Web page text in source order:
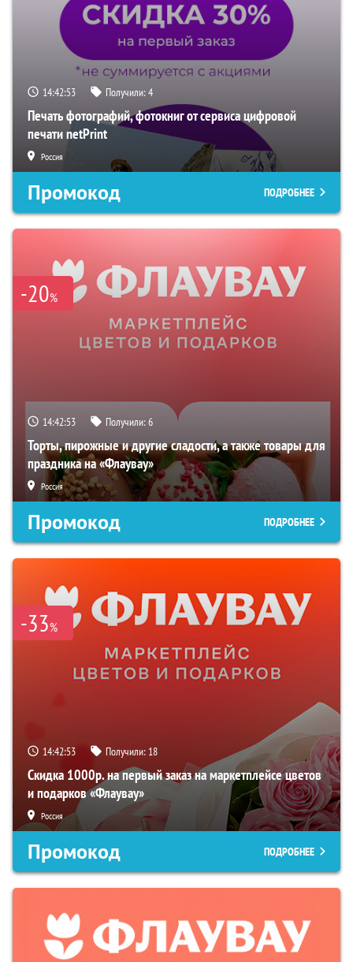
14:42:52 Получили:4
Печать фотографий, фотокниг от сервиса цифровой
печати netPrint
Россия
Промокод ПОДРОБНЕЕ
-20%
14:42:52 Получили:6
Торты, пирожные и другие сладости, а также товары для
праздника на «Флаувау»
Россия
Промокод ПОДРОБНЕЕ
-33%
14:42:52 Получили: 18
Скидка 1000р. на первый заказ на маркетплейсе цветов
и подарков «Флаувау»
Россия
Промокод ПОДРОБНЕЕ